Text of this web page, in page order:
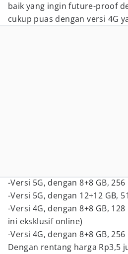
baik yang ingin future-proof
cukup puas dengan versi 4G
-Versi 5G, dengan 8+8 GB, 256
-Versi 5G, dengan 12+12 GB,
-Versi 4G, dengan 8+8 GB,
ini eksklusif online)
-Versi 4G, dengan 8+8 GB, 256
Dengan rentang harga Rp3,5